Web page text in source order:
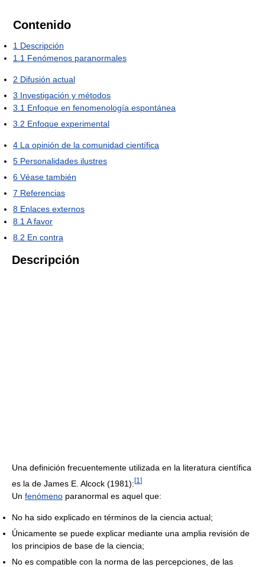
Contenido
1 Descripción
1.1 Fenómenos paranormales
2 Difusión actual
3 Investigación y métodos
3.1 Enfoque en fenomenología espontánea
3.2 Enfoque experimental
4 La opinión de la comunidad científica
5 Personalidades ilustres
6 Véase también
7 Referencias
8 Enlaces externos
8.1 A favor
8.2 En contra
Descripción
Una definición frecuentemente utilizada en la literatura científica
es la de James E. Alcock (1981):[1 ]
Un fenómeno paranormal es aquel que:
No ha sido explicado en términos de la ciencia actual;
Únicamente se puede explicar mediante una amplia revisión de
los principios de base de la ciencia;
No es compatible con la norma de las percepciones, de las